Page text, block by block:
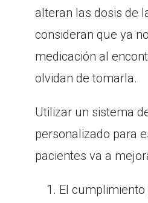
alteran las dosis de
consideran que ya
medicación al
olvidan de tomarla.
Utilizar un sistema
personalizado para
pacientes va a
El cumplimiento